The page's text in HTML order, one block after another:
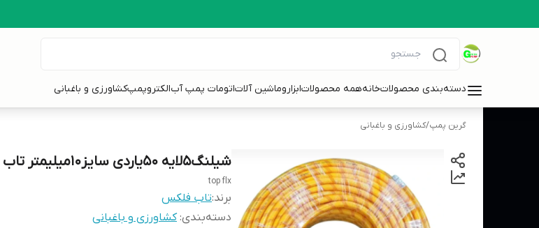
دسته‌بندی محصولاتخانههمه محصولاتابزاروماشین آلاتاتومات پمپ آبالکتروپمپکشاورزی و باغبانی
گرین پمپ/کشاورزی و باغبانی
شیلنگ5لایه 50یاردی سایز10میلیمتر تاب فلکس
top flx
برند:تاب فلکس
دسته‌بندی:کشاورزی و باغبانی